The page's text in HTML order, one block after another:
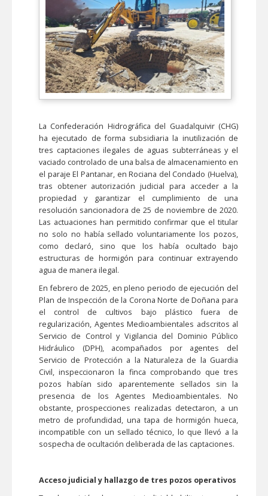
La Confederación Hidrográfica del Guadalquivir (CHG)
ha ejecutado de forma subsidiaria la inutilización de
tres captaciones ilegales de aguas subterráneas y el
vaciado controlado de una balsa de almacenamiento en
el paraje El Pantanar, en Rociana del Condado (Huelva),
tras obtener autorización judicial para acceder a la
propiedad y garantizar el cumplimiento de una
resolución sancionadora de 25 de noviembre de 2020.
Las actuaciones han permitido confirmar que el titular
no solo no había sellado voluntariamente los pozos,
como declaró, sino que los había ocultado bajo
estructuras de hormigón para continuar extrayendo
agua de manera ilegal.
En febrero de 2025, en pleno periodo de ejecución del
Plan de Inspección de la Corona Norte de Doñana para
el control de cultivos bajo plástico fuera de
regularización, Agentes Medioambientales adscritos al
Servicio de Control y Vigilancia del Dominio Público
Hidráulico (DPH), acompañados por agentes del
Servicio de Protección a la Naturaleza de la Guardia
Civil, inspeccionaron la finca comprobando que tres
pozos habían sido aparentemente sellados sin la
presencia de los Agentes Medioambientales. No
obstante, prospecciones realizadas detectaron, a un
metro de profundidad, una tapa de hormigón hueca,
incompatible con un sellado técnico, lo que llevó a la
sospecha de ocultación deliberada de las captaciones.
Acceso judicial y hallazgo de tres pozos operativos